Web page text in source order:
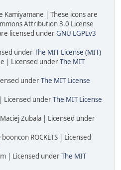
Kamiyamane | These icons are
Attribution 3.0 License
licensed underGNU LGPLv3
underThe MIT License (MIT)
| Licensed underThe MIT
underThe MIT License
Licensed underThe MIT License
Zubala | Licensed under
ROCKETS | Licensed
| Licensed underThe MIT